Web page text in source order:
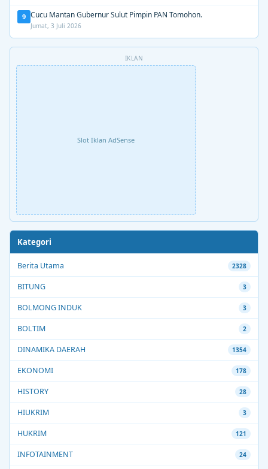
9 Cucu Mantan Gubernur Sulut Pimpin PAN Tomohon.
Jumat, 3 Juli 2026
IKLAN
Slot Iklan AdSense
Kategori
Berita Utama 2328
BITUNG 3
BOLMONG INDUK 3
BOLTIM 2
DINAMIKA DAERAH 1354
EKONOMI 178
HISTORY 28
HIUKRIM 3
HUKRIM 121
INFOTAINMENT 24